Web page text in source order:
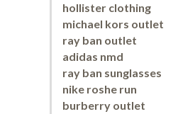
hollister clothing
michael kors outlet
ray ban outlet
adidas nmd
ray ban sunglasses
nike roshe run
burberry outlet